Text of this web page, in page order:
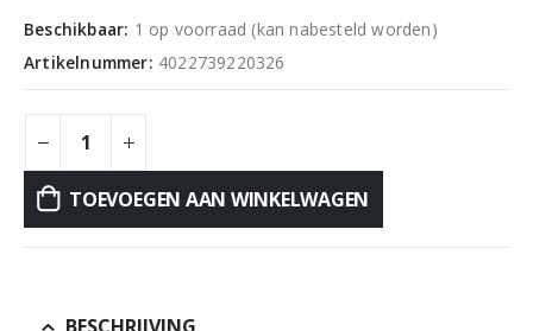
Beschikbaar: 1 op voorraad (kan nabesteld worden)
Artikelnummer: 4022739220326
TOEVOEGEN AAN WINKELWAGEN